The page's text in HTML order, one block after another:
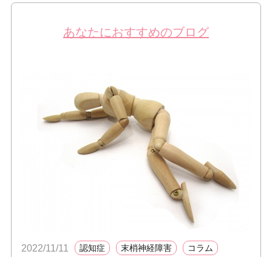
あなたにおすすめのブログ
2022/11/11 認知症 末梢神経障害 コラム